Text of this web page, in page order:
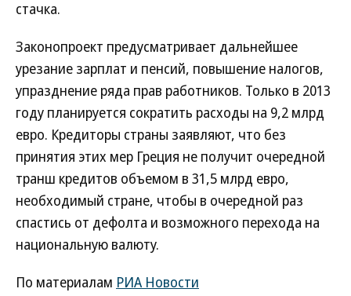
стачка.
Законопроект предусматривает дальнейшее
урезание зарплат и пенсий, повышение налогов,
упразднение ряда прав работников. Только в 2013
году планируется сократить расходы на 9,2 млрд
евро. Кредиторы страны заявляют, что без
принятия этих мер Греция не получит очередной
транш кредитов объемом в 31,5 млрд евро,
необходимый стране, чтобы в очередной раз
спастись от дефолта и возможного перехода на
национальную валюту.
По материалам РИА Новости